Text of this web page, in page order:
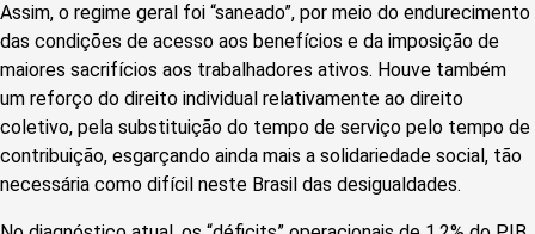
Assim, o regime geral foi “saneado”, por meio do endurecimento
das condições de acesso aos benefícios e da imposição de
maiores sacrifícios aos trabalhadores ativos. Houve também
um reforço do direito individual relativamente ao direito
coletivo, pela substituição do tempo de serviço pelo tempo de
contribuição, esgarçando ainda mais a solidariedade social, tão
necessária como difícil neste Brasil das desigualdades.